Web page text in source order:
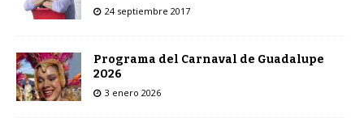
24 septiembre 2017
Programa del Carnaval de Guadalupe
2026
3 enero 2026